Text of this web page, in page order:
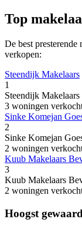
Top
De best presterende
verkopen:
Steendijk Makelaars
1
Steendijk Makelaars
3 woningen
Sinke Komejan
2
Sinke Komejan
2 woningen
Kuub Makelaars
3
Kuub Makelaars
2 woningen
Hoogst